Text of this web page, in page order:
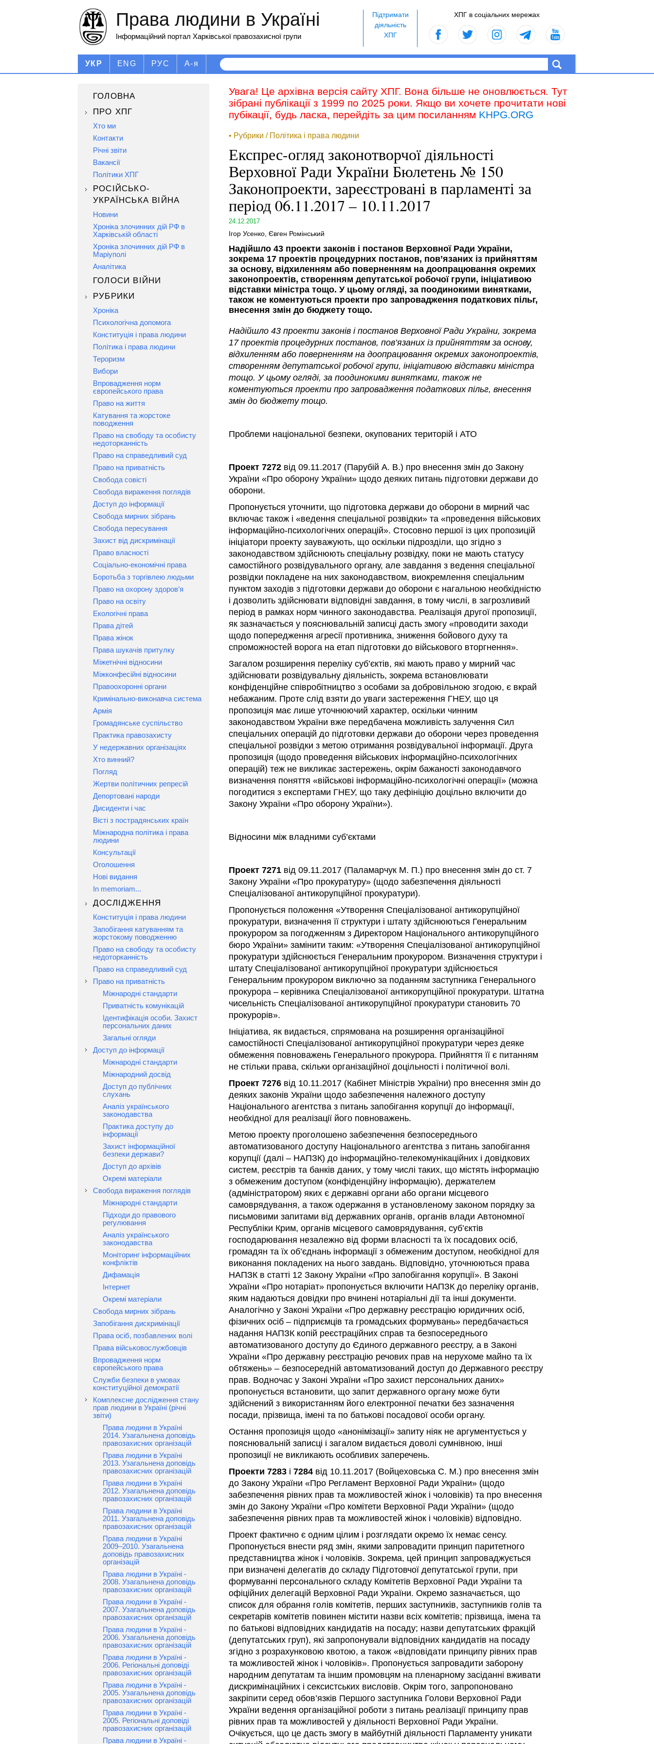
ХПГ в соціальних мережах
Підтримати
діяльність
ХПГ
Права людини в Україні
Інформаційний портал Харківської правозахисної групи
УКР ENG РУС А-я
ГОЛОВНА
ПРО ХПГ
Хто ми
Контакти
Річні звіти
Вакансії
Політики ХПГ
РОСІЙСЬКО-
УКРАЇНСЬКА ВІЙНА
Новини
Хроніка злочинних дій РФ в
Харківській області
Хроніка злочинних дій РФ в
Маріуполі
Аналітика
ГОЛОСИ ВІЙНИ
РУБРИКИ
Хроніка
Психологічна допомога
Конституція і права людини
Політика і права людини
Тероризм
Вибори
Впровадження норм
європейського права
Право на життя
Катування та жорстоке
поводження
Право на свободу та особисту
недоторканність
Право на справедливий суд
Право на приватність
Свобода совісті
Свобода вираження поглядів
Доступ до інформації
Свобода мирних зібрань
Свобода пересування
Захист від дискримінації
Право власності
Соціально-економічні права
Боротьба з торгівлею людьми
Право на охорону здоров’я
Право на освіту
Екологічні права
Права дітей
Права жінок
Права шукачів притулку
Міжетнічні відносини
Міжконфесійні відносини
Правоохоронні органи
Кримінально-виконавча система
Армія
Громадянське суспільство
Практика правозахисту
У недержавних організаціях
Хто винний?
Погляд
Жертви політичних репресій
Депортовані народи
Дисиденти і час
Вісті з пострадянських країн
Міжнародна політика і права
людини
Консультації
Оголошення
Нові видання
In memoriam...
ДОСЛІДЖЕННЯ
Конституція і права людини
Запобігання катуванням та
жорстокому поводженню
Право на свободу та особисту
недоторканність
Право на справедливий суд
Право на приватність
Міжнародні стандарти
Приватність комунікацій
Ідентифікація особи. Захист
персональних даних
Загальні огляди
Доступ до інформації
Міжнародні стандарти
Міжнародний досвід
Доступ до публічних
слухань
Аналіз українського
законодавства
Практика доступу до
інформації
Захист інформаційної
безпеки держави?
Доступ до архівів
Окремі матеріали
Свобода вираження поглядів
Міжнародні стандарти
Підходи до правового
регулювання
Аналіз українського
законодавства
Моніторинг інформаційних
конфліктів
Дифамація
Інтернет
Окремі матеріали
Свобода мирних зібрань
Запобігання дискримінації
Права осіб, позбавлених волі
Права військовослужбовців
Впровадження норм
європейського права
Служби безпеки в умовах
конституційної демократії
Комплексне дослідження стану
прав людини в Україні (річні
звіти)
Права людини в Україні
2014. Узагальнена доповідь
правозахисних організацій
Права людини в Україні
2013. Узагальнена доповідь
правозахисних організацій
Права людини в Україні
2012. Узагальнена доповідь
правозахисних організацій
Права людини в Україні
2011. Узагальнена доповідь
правозахисних організацій
Права людини в Україні
2009–2010. Узагальнена
доповідь правозахисних
організацій
Права людини в Україні -
2008. Узагальнена доповідь
правозахисних організацій
Права людини в Україні -
2007. Узагальнена доповідь
правозахисних організацій
Права людини в Україні -
2006. Узагальнена доповідь
правозахисних організацій
Права людини в Україні -
2006. Регіональні доповіді
правозахисних організацій
Права людини в Україні -
2005. Узагальнена доповідь
правозахисних організацій
Права людини в Україні -
2005. Регіональні доповіді
правозахисних організацій
Права людини в Україні -
Увага! Це архівна версія сайту ХПГ. Вона більше не оновлюється. Тут
зібрані публікації з 1999 по 2025 роки. Якщо ви хочете прочитати нові
пубікації, будь ласка, перейдіть за цим посиланням KHPG.ORG
• Рубрики / Політика і права людини
Експрес-огляд законотворчої діяльності
Верховної Ради України Бюлетень № 150
Законопроекти, зареєстровані в парламенті за
період 06.11.2017 – 10.11.2017
24.12.2017
Ігор Усенко, Євген Ромінський
Надійшло 43 проекти законів і постанов Верховної Ради України,
зокрема 17 проектів процедурних постанов, пов’язаних із прийняттям
за основу, відхиленням або поверненням на доопрацювання окремих
законопроектів, створенням депутатської робочої групи, ініціативою
відставки міністра тощо. У цьому огляді, за поодинокими винятками,
також не коментуються проекти про запровадження податкових пільг,
внесення змін до бюджету тощо.
Надійшло 43 проекти законів і постанов Верховної Ради України, зокрема
17 проектів процедурних постанов, пов’язаних із прийняттям за основу,
відхиленням або поверненням на доопрацювання окремих законопроектів,
створенням депутатської робочої групи, ініціативою відставки міністра
тощо. У цьому огляді, за поодинокими винятками, також не
коментуються проекти про запровадження податкових пільг, внесення
змін до бюджету тощо.
Проблеми національної безпеки, окупованих територій і АТО
Проект 7272 від 09.11.2017 (Парубій А. В.) про внесення змін до Закону
України «Про оборону України» щодо деяких питань підготовки держави до
оборони.
Пропонується уточнити, що підготовка держави до оборони в мирний час
включає також і «ведення спеціальної розвідки» та «проведення військових
інформаційно-психологічних операцій». Стосовно першої із цих пропозицій
ініціатори проекту зауважують, що оскільки підрозділи, що згідно з
законодавством здійснюють спеціальну розвідку, поки не мають статусу
самостійного розвідувального органу, але завдання з ведення спеціальної
розвідки покладене на них законодавством, виокремлення спеціальним
пунктом заходів з підготовки держави до оборони є нагальною необхідністю
і дозволить здійснювати відповідні завдання, в тому числі, в загрозливий
період в рамках норм чинного законодавства. Реалізація другої пропозиції,
як зазначається у пояснювальній записці дасть змогу «проводити заходи
щодо попередження агресії противника, зниження бойового духу та
спроможностей ворога на етап підготовки до військового вторгнення».
Загалом розширення переліку суб’єктів, які мають право у мирний час
здійснювати розвідувальну діяльність, зокрема встановлювати
конфіденційне співробітництво з особами за добровільною згодою, є вкрай
небажаним. Проте слід взяти до уваги застереження ГНЕУ, що ця
пропозиція має лише уточнюючий характер, оскільки чинним
законодавством України вже передбачена можливість залучення Сил
спеціальних операцій до підготовки держави до оборони через проведення
спеціальної розвідки з метою отримання розвідувальної інформації. Друга
пропозиція (щодо проведення військових інформаційно-психологічних
операцій) теж не викликає застережень, окрім бажаності законодавчого
визначення поняття «військові інформаційно-психологічні операції» (можна
погодитися з експертами ГНЕУ, що таку дефініцію доцільно включити до
Закону України «Про оборону України»).
Відносини між владними суб’єктами
Проект 7271 від 09.11.2017 (Паламарчук М. П.) про внесення змін до ст. 7
Закону України «Про прокуратуру» (щодо забезпечення діяльності
Спеціалізованої антикорупційної прокуратури).
Пропонується положення «Утворення Спеціалізованої антикорупційної
прокуратури, визначення її структури і штату здійснюються Генеральним
прокурором за погодженням з Директором Національного антикорупційного
бюро України» замінити таким: «Утворення Спеціалізованої антикорупційної
прокуратури здійснюється Генеральним прокурором. Визначення структури і
штату Спеціалізованої антикорупційної прокуратури здійснюється
Генеральним прокурором виключно за поданням заступника Генерального
прокурора – керівника Спеціалізованої антикорупційної прокуратури. Штатна
чисельність Спеціалізованої антикорупційної прокуратури становить 70
прокурорів».
Ініціатива, як видається, спрямована на розширення організаційної
самостійності Спеціалізованої антикорупційної прокуратури через деяке
обмеження повноважень Генерального прокурора. Прийняття її є питанням
не стільки права, скільки організаційної доцільності і політичної волі.
Проект 7276 від 10.11.2017 (Кабінет Міністрів України) про внесення змін до
деяких законів України щодо забезпечення належного доступу
Національного агентства з питань запобігання корупції до інформації,
необхідної для реалізації його повноважень.
Метою проекту проголошено забезпечення безпосереднього
автоматизованого доступу Національного агентства з питань запобігання
корупції (далі – НАПЗК) до інформаційно-телекомунікаційних і довідкових
систем, реєстрів та банків даних, у тому числі таких, що містять інформацію
з обмеженим доступом (конфіденційну інформацію), держателем
(адміністратором) яких є державні органи або органи місцевого
самоврядування, а також одержання в установленому законом порядку за
письмовими запитами від державних органів, органів влади Автономної
Республіки Крим, органів місцевого самоврядування, суб’єктів
господарювання незалежно від форми власності та їх посадових осіб,
громадян та їх об’єднань інформації з обмеженим доступом, необхідної для
виконання покладених на нього завдань. Відповідно, уточнюються права
НАПЗК в статті 12 Закону України «Про запобігання корупції». В Законі
України «Про нотаріат» пропонується включити НАПЗК до переліку органів,
яким надаються довідки про вчинені нотаріальні дії та інші документи.
Аналогічно у Законі України «Про державну реєстрацію юридичних осіб,
фізичних осіб – підприємців та громадських формувань» передбачається
надання НАПЗК копій реєстраційних справ та безпосереднього
автоматизованого доступу до Єдиного державного реєстру, а в Законі
України «Про державну реєстрацію речових прав на нерухоме майно та їх
обтяжень» – безпосередній автоматизований доступ до Державного реєстру
прав. Водночас у Законі України «Про захист персональних даних»
пропонується встановити, що запит державного органу може бути
здійснений з використанням його електронної печатки без зазначення
посади, прізвища, імені та по батькові посадової особи органу.
Остання пропозиція щодо «анонімізації» запиту ніяк не аргументується у
пояснювальній записці і загалом видається доволі сумнівною, інші
пропозиції не викликають особливих заперечень.
Проекти 7283 і 7284 від 10.11.2017 (Войцеховська С. М.) про внесення змін
до Закону України «Про Регламент Верховної Ради України» (щодо
забезпечення рівних прав та можливостей жінок і чоловіків) та про внесення
змін до Закону України «Про комітети Верховної Ради України» (щодо
забезпечення рівних прав та можливостей жінок і чоловіків) відповідно.
Проект фактично є одним цілим і розглядати окремо їх немає сенсу.
Пропонується внести ряд змін, якими запровадити принцип паритетного
представництва жінок і чоловіків. Зокрема, цей принцип запроваджується
при визначені делегатів до складу Підготовчої депутатської групи, при
формуванні персонального складу Комітетів Верховної Ради України та
офіційних делегацій Верховної Ради України. Окремо зазначається, що
список для обрання голів комітетів, перших заступників, заступників голів та
секретарів комітетів повинен містити назви всіх комітетів; прізвища, імена та
по батькові відповідних кандидатів на посаду; назви депутатських фракцій
(депутатських груп), які запропонували відповідних кандидатів на посаду
згідно з розрахунковою квотою, а також «відповідати принципу рівних прав
та можливостей жінок і чоловіків». Пропонується запровадити заборону
народним депутатам та іншим промовцям на пленарному засіданні вживати
дискримінаційних і сексистських висловів. Окрім того, запропоновано
закріпити серед обов’язків Першого заступника Голови Верховної Ради
України ведення організаційної роботи з питань реалізації принципу прав
рівних прав та можливостей у діяльності Верховної Ради України.
Очікується, що це дасть змогу в майбутній діяльності Парламенту уникати